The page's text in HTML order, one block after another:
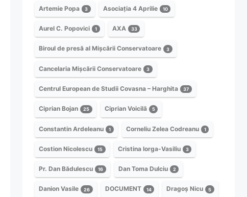
Artemie Popa 3 Asociația 4 Aprilie 10
Aurel C. Popovici 1 AXA 33
Biroul de presă al Mișcării Conservatoare 3
Cancelaria Mișcării Conservatoare 3
Centrul European de Studii Covasna – Harghita 37
Ciprian Bojan 25 Ciprian Voicilă 5
Constantin Ardeleanu 1 Corneliu Zelea Codreanu 1
Costion Nicolescu 15 Cristina Iorga-Vasiliu 3
Pr. Dan Bădulescu 16 Dan Toma Dulciu 2
Danion Vasile 26 DOCUMENT 14 Dragoș Nicu 5